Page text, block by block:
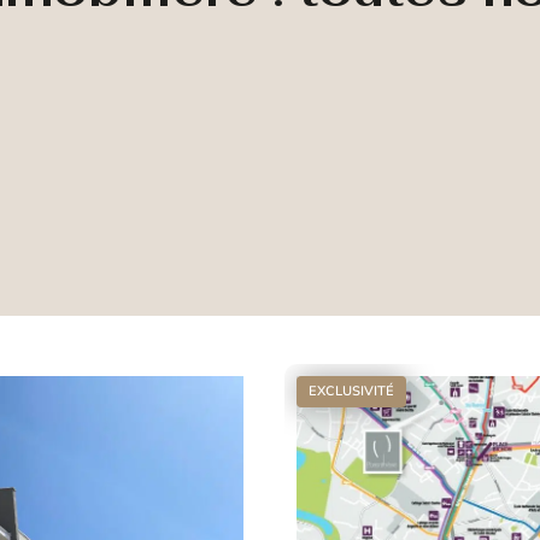
EXCLUSIVITÉ